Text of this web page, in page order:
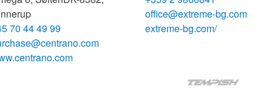
70 44 49 99
office@extreme-bg.com
extreme-bg.com/